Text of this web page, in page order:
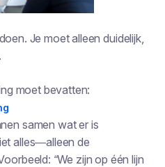
Je moet alleen duidelijk,
moet bevatten:
samen wat er is
alles—alleen de
“We zijn op één lijn